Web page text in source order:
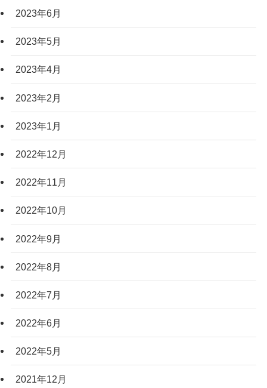
2023年6月
2023年5月
2023年4月
2023年2月
2023年1月
2022年12月
2022年11月
2022年10月
2022年9月
2022年8月
2022年7月
2022年6月
2022年5月
2021年12月